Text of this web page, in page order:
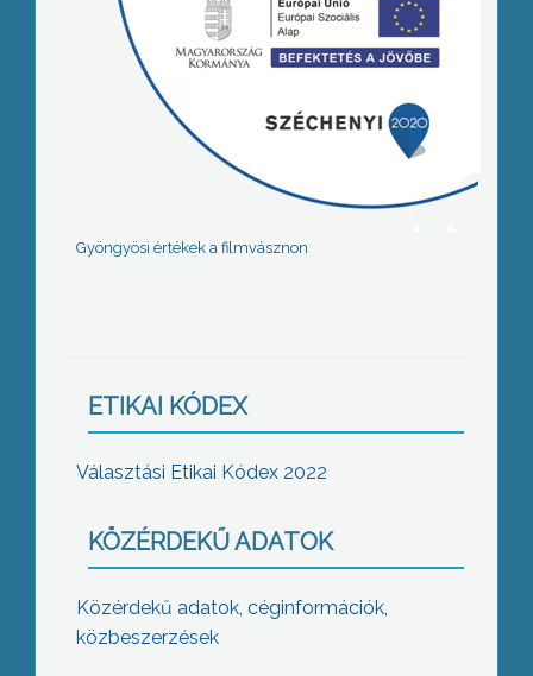
Gyöngyösi értékek a filmvásznon
ETIKAI KÓDEX
Választási Etikai Kódex 2022
KÖZÉRDEKŰ ADATOK
Közérdekű adatok, céginformációk,
közbeszerzések